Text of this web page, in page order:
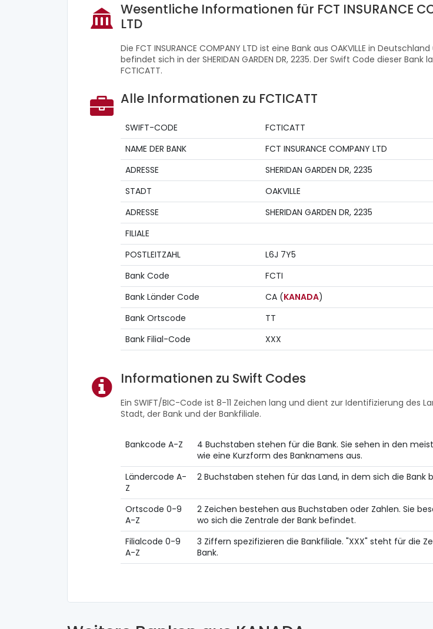
Wesentliche Informationen für FCT INSURANCE
LTD
Die FCT INSURANCE COMPANY LTD ist eine Bank aus OAKVILLE in
befindet sich in der SHERIDAN GARDEN DR, 2235. Der Swift Code dieser Bank
FCTICATT.
Alle Informationen zu FCTICATT
SWIFT-CODE
FCTICATT
NAME DER BANK
FCT INSURANCE COMPANY LTD
ADRESSE
SHERIDAN GARDEN DR, 2235
STADT
OAKVILLE
ADRESSE
SHERIDAN GARDEN DR, 2235
FILIALE
POSTLEITZAHL
L6J 7Y5
Bank Code
FCTI
Bank Länder Code
CA (KANADA)
Bank Ortscode
TT
Bank Filial-Code
XXX
Informationen zu Swift Codes
Ein SWIFT/BIC-Code ist 8-11 Zeichen lang und dient zur Identifizierung des
Stadt, der Bank und der Bankfiliale.
Bankcode A-Z
4 Buchstaben stehen für die Bank. Sie sehen in den
wie eine Kurzform des Banknamens aus.
Ländercode A-
Z
2 Buchstaben stehen für das Land, in dem sich die Bank
Ortscode 0-9
A-Z
2 Zeichen bestehen aus Buchstaben oder Zahlen. Sie
wo sich die Zentrale der Bank befindet.
Filialcode 0-9
A-Z
3 Ziffern spezifizieren die Bankfiliale. "XXX" steht für die
Bank.